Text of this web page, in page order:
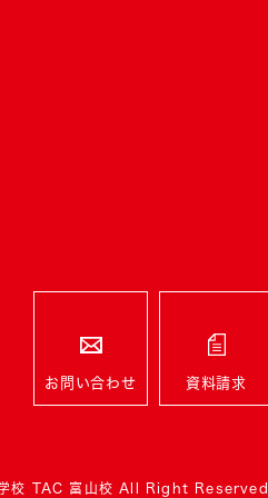
お問い合わせ 資料請求
校 TAC 富山校 All Right Reserved.